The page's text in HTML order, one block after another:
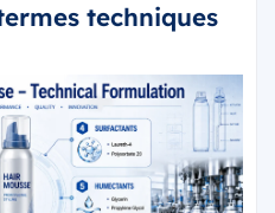
techniques